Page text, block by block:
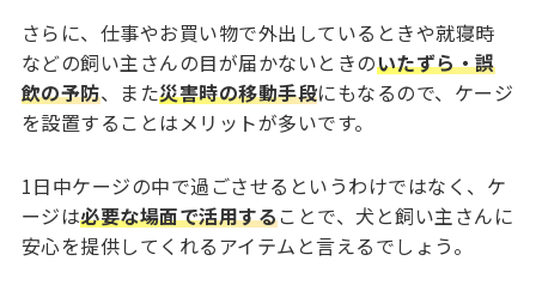
さらに、仕事やお買い物で外出しているときや就寝時
などの飼い主さんの目が届かないときのいたずら・誤
飲の予防、また災害時の移動手段にもなるので、ケージ
を設置することはメリットが多いです。
1日中ケージの中で過ごさせるというわけではなく、ケ
ージは必要な場面で活用することで、犬と飼い主さんに
安心を提供してくれるアイテムと言えるでしょう。